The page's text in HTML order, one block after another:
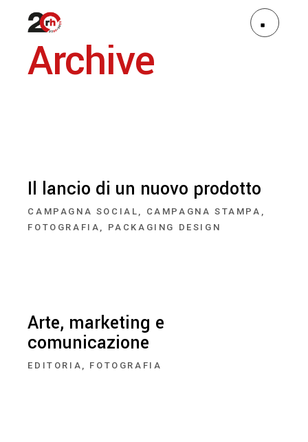
Archive
Il lancio di un nuovo prodotto
CAMPAGNA SOCIAL
CAMPAGNA STAMPA
FOTOGRAFIA
PACKAGING DESIGN
Arte, marketing e
comunicazione
EDITORIA FOTOGRAFIA